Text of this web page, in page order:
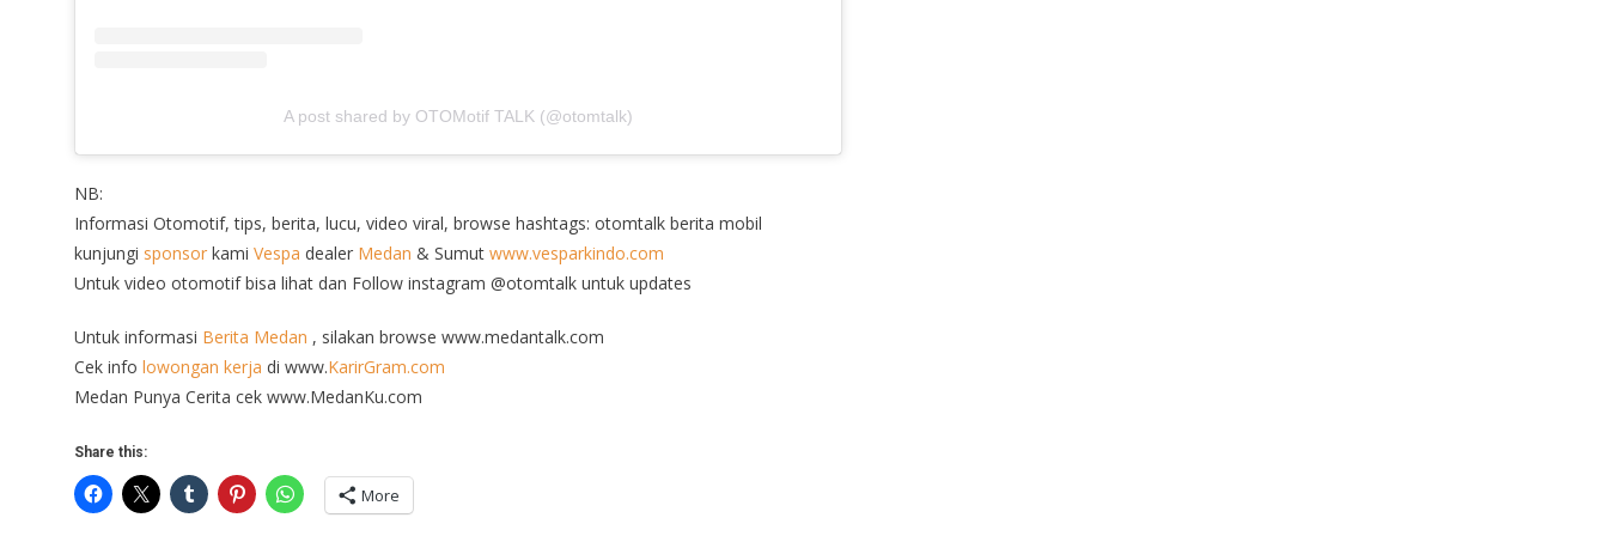
A post shared by OTOMotif TALK (@otomtalk)
NB:
Informasi Otomotif, tips, berita, lucu, video viral, browse hashtags: otomtalk berita mobil
kunjungi sponsor kami Vespa dealer Medan & Sumut www.vesparkindo.com
Untuk video otomotif bisa lihat dan Follow instagram @otomtalk untuk updates
Untuk informasi Berita Medan , silakan browse www.medantalk.com
Cek info lowongan kerja di www.KarirGram.com
Medan Punya Cerita cek www.MedanKu.com
Share this:
More